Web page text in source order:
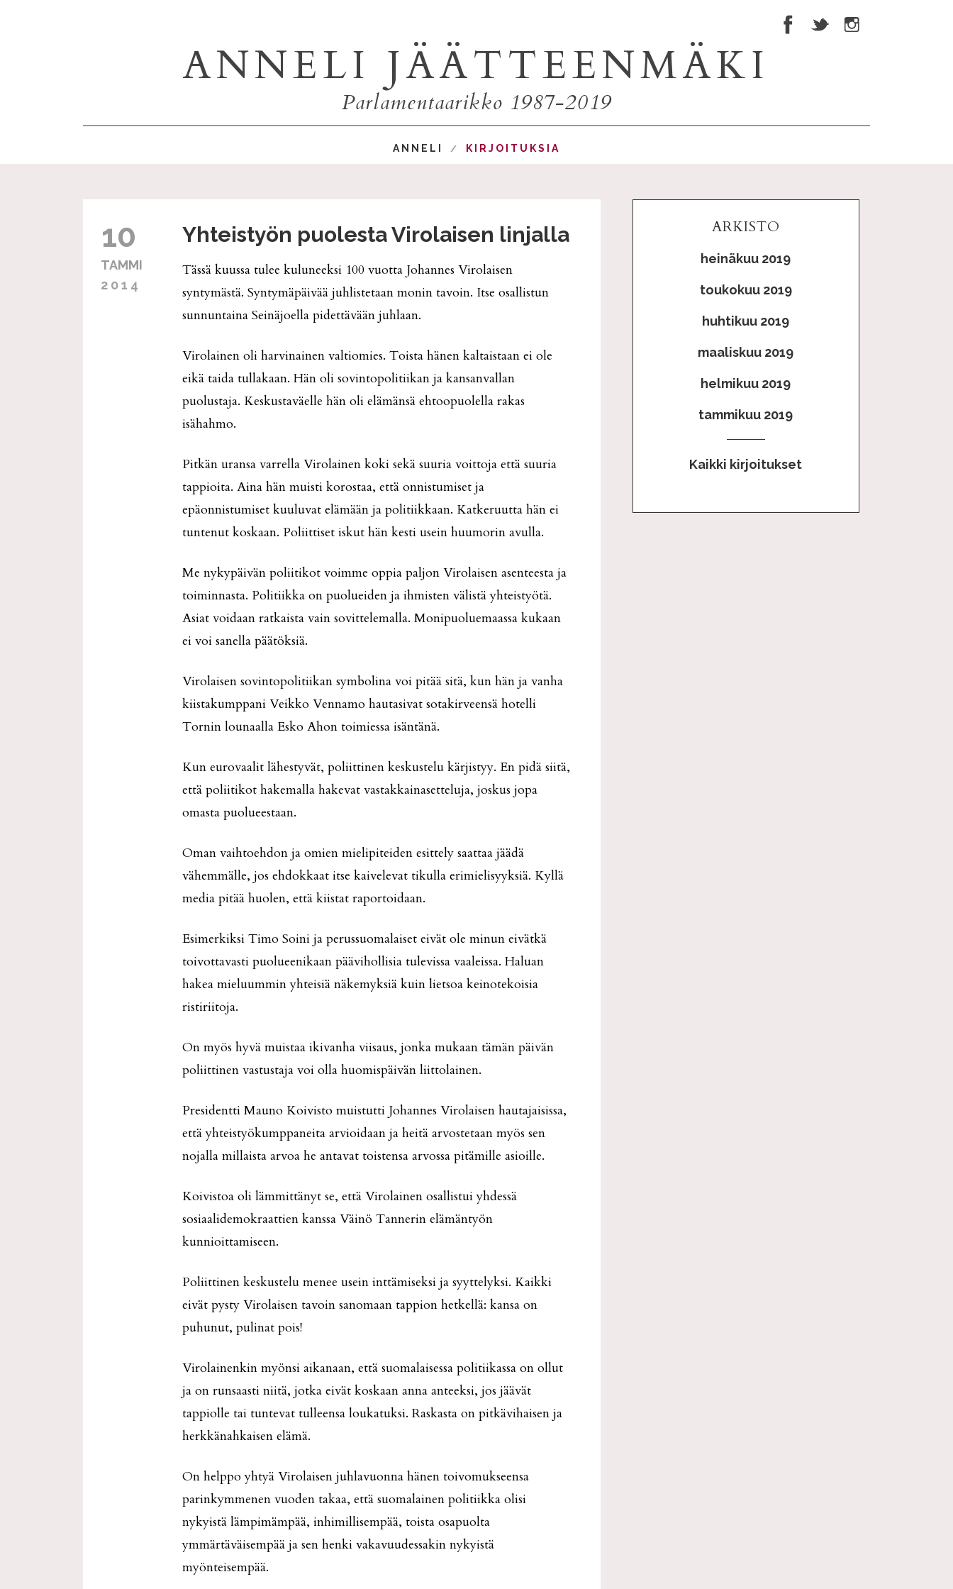
ANNELI JÄÄTTEENMÄKI
Parlamentaarikko 1987-2019
ANNELI KIRJOITUKSIA
10
TAMMI
2014
Yhteistyön puolesta Virolaisen linjalla
Tässä kuussa tulee kuluneeksi 100 vuotta Johannes Virolaisen
syntymästä. Syntymäpäivää juhlistetaan monin tavoin. Itse osallistun
sunnuntaina Seinäjoella pidettävään juhlaan.
Virolainen oli harvinainen valtiomies. Toista hänen kaltaistaan ei ole
eikä taida tullakaan. Hän oli sovintopolitiikan ja kansanvallan
puolustaja. Keskustaväelle hän oli elämänsä ehtoopuolella rakas
isähahmo.
Pitkän uransa varrella Virolainen koki sekä suuria voittoja että suuria
tappioita. Aina hän muisti korostaa, että onnistumiset ja
epäonnistumiset kuuluvat elämään ja politiikkaan. Katkeruutta hän ei
tuntenut koskaan. Poliittiset iskut hän kesti usein huumorin avulla.
Me nykypäivän poliitikot voimme oppia paljon Virolaisen asenteesta ja
toiminnasta. Politiikka on puolueiden ja ihmisten välistä yhteistyötä.
Asiat voidaan ratkaista vain sovittelemalla. Monipuoluemaassa kukaan
ei voi sanella päätöksiä.
Virolaisen sovintopolitiikan symbolina voi pitää sitä, kun hän ja vanha
kiistakumppani Veikko Vennamo hautasivat sotakirveensä hotelli
Tornin lounaalla Esko Ahon toimiessa isäntänä.
Kun eurovaalit lähestyvät, poliittinen keskustelu kärjistyy. En pidä siitä,
että poliitikot hakemalla hakevat vastakkainasetteluja, joskus jopa
omasta puolueestaan.
Oman vaihtoehdon ja omien mielipiteiden esittely saattaa jäädä
vähemmälle, jos ehdokkaat itse kaivelevat tikulla erimielisyyksiä. Kyllä
media pitää huolen, että kiistat raportoidaan.
Esimerkiksi Timo Soini ja perussuomalaiset eivät ole minun eivätkä
toivottavasti puolueenikaan päävihollisia tulevissa vaaleissa. Haluan
hakea mieluummin yhteisiä näkemyksiä kuin lietsoa keinotekoisia
ristiriitoja.
On myös hyvä muistaa ikivanha viisaus, jonka mukaan tämän päivän
poliittinen vastustaja voi olla huomispäivän liittolainen.
Presidentti Mauno Koivisto muistutti Johannes Virolaisen hautajaisissa,
että yhteistyökumppaneita arvioidaan ja heitä arvostetaan myös sen
nojalla millaista arvoa he antavat toistensa arvossa pitämille asioille.
Koivistoa oli lämmittänyt se, että Virolainen osallistui yhdessä
sosiaalidemokraattien kanssa Väinö Tannerin elämäntyön
kunnioittamiseen.
Poliittinen keskustelu menee usein inttämiseksi ja syyttelyksi. Kaikki
eivät pysty Virolaisen tavoin sanomaan tappion hetkellä: kansa on
puhunut, pulinat pois!
Virolainenkin myönsi aikanaan, että suomalaisessa politiikassa on ollut
ja on runsaasti niitä, jotka eivät koskaan anna anteeksi, jos jäävät
tappiolle tai tuntevat tulleensa loukatuksi. Raskasta on pitkävihaisen ja
herkkänahkaisen elämä.
On helppo yhtyä Virolaisen juhlavuonna hänen toivomukseensa
parinkymmenen vuoden takaa, että suomalainen politiikka olisi
nykyistä lämpimämpää, inhimillisempää, toista osapuolta
ymmärtäväisempää ja sen henki vakavuudessakin nykyistä
myönteisempää.
ARKISTO
heinäkuu 2019
toukokuu 2019
huhtikuu 2019
maaliskuu 2019
helmikuu 2019
tammikuu 2019
Kaikki kirjoitukset